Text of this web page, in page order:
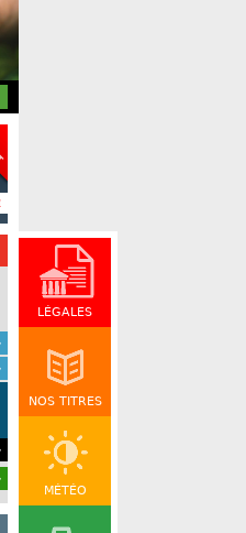
LÉGALES
NOS TITRES
MÉTÉO